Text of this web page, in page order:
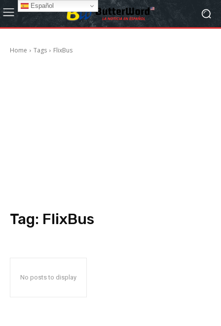
Home Tags FlixBus
Tag: FlixBus
No posts to display
Español